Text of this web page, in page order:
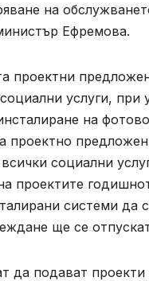
на
Ефремова.
проектни
услуги, при
на
проектно
социални
проектите
системи да
ще се
да подават